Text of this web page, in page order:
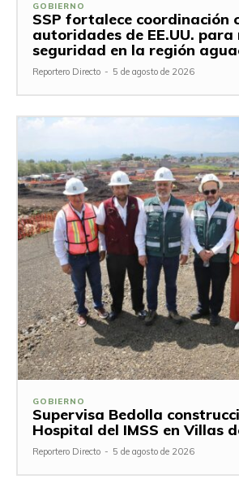
GOBIERNO
SSP fortalece coordinación
autoridades de EE.UU.
seguridad en la región
Reportero Directo - 5 de agosto de 2026
GOBIERNO
Supervisa Bedolla
Hospital del IMSS en Villas
Reportero Directo - 5 de agosto de 2026